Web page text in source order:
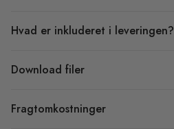
Hvad er inkluderet i leveringen?
Download filer
Fragtomkostninger